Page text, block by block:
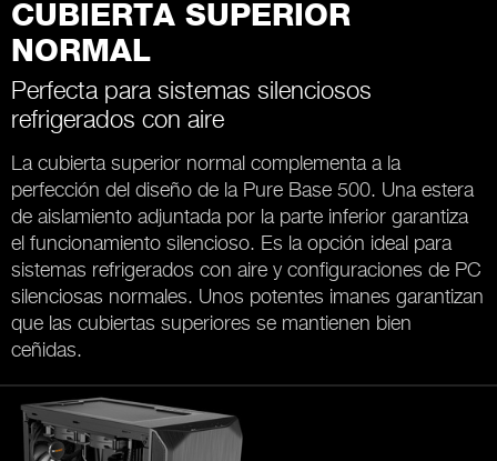
CUBIERTA SUPERIOR
NORMAL
Perfecta para sistemas silenciosos
refrigerados con aire
La cubierta superior normal complementa a la
perfección del diseño de la Pure Base 500. Una estera
de aislamiento adjuntada por la parte inferior garantiza
el funcionamiento silencioso. Es la opción ideal para
sistemas refrigerados con aire y configuraciones de PC
silenciosas normales. Unos potentes imanes garantizan
que las cubiertas superiores se mantienen bien
ceñidas.